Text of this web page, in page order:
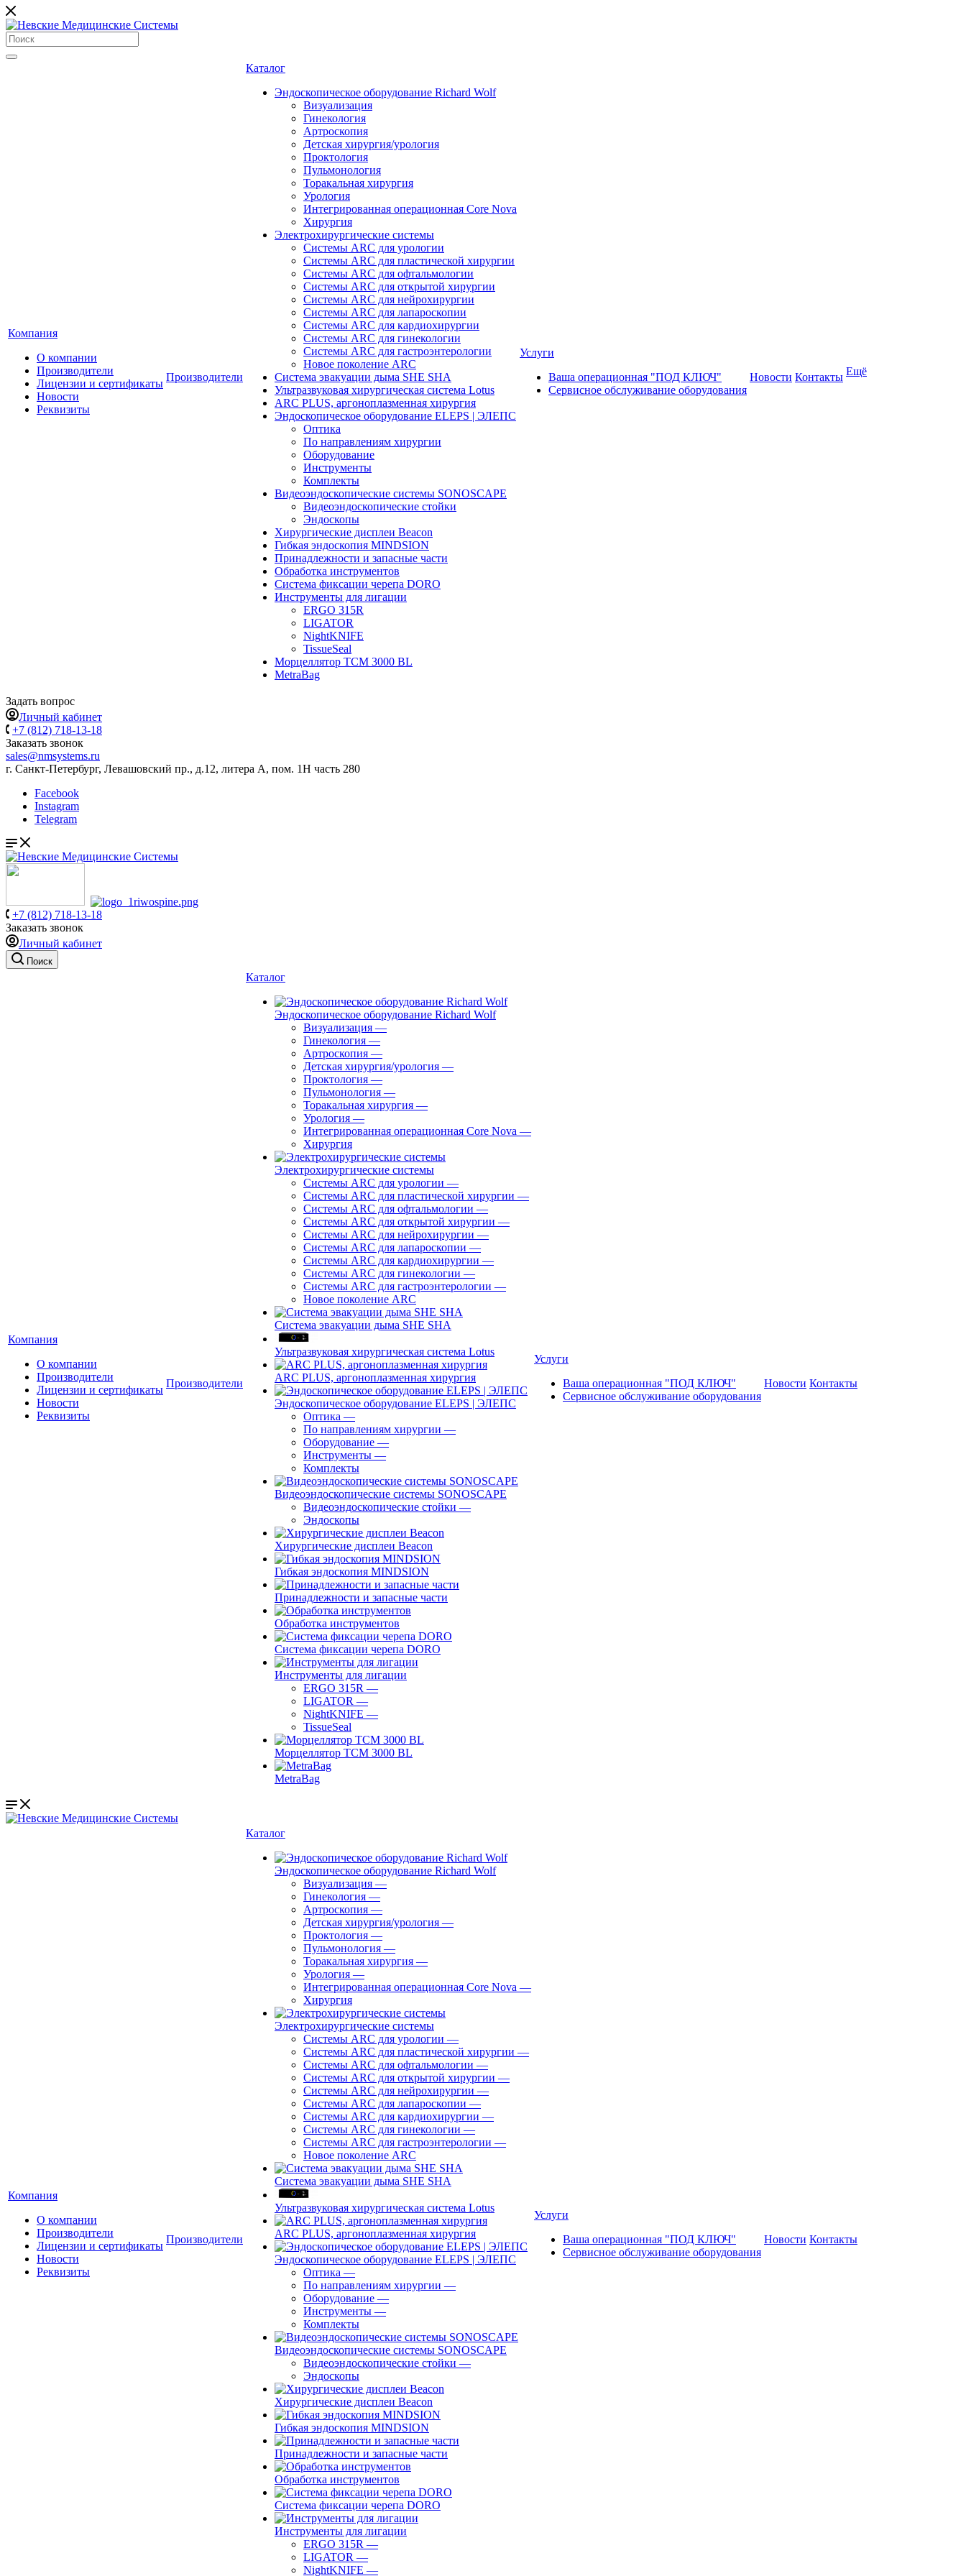
Компания
О компании
Производители
Лицензии и сертификаты
Новости
Реквизиты
Производители
Каталог
Эндоскопическое оборудование Richard Wolf
Визуализация
Гинекология
Артроскопия
Детская хирургия/урология
Проктология
Пульмонология
Торакальная хирургия
Урология
Интегрированная операционная Core Nova
Хирургия
Электрохирургические системы
Системы ARC для урологии
Системы ARC для пластической хирургии
Системы ARC для офтальмологии
Системы ARC для открытой хирургии
Системы ARC для нейрохирургии
Системы ARC для лапароскопии
Системы ARC для кардиохирургии
Системы ARC для гинекологии
Системы ARC для гастроэнтерологии
Новое поколение ARC
Система эвакуации дыма SHE SHA
Ультразвуковая хирургическая система Lotus
ARC PLUS, аргоноплазменная хирургия
Эндоскопическое оборудование ELEPS | ЭЛЕПС
Оптика
По направлениям хирургии
Оборудование
Инструменты
Комплекты
Видеоэндоскопические системы SONOSCAPE
Видеоэндоскопические стойки
Эндоскопы
Хирургические дисплеи Beacon
Гибкая эндоскопия MINDSION
Принадлежности и запасные части
Обработка инструментов
Система фиксации черепа DORO
Инструменты для лигации
ERGO 315R
LIGATOR
NightKNIFE
TissueSeal
Морцеллятор ТСМ 3000 BL
MetraBag
Услуги
Ваша операционная "ПОД КЛЮЧ"
Сервисное обслуживание оборудования
Новости Контакты Ещё
Задать вопрос
Личный кабинет
+7 (812) 718-13-18
Заказать звонок
sales@nmsystems.ru
г. Санкт-Петербург, Левашовский пр., д.12, литера А, пом. 1Н часть 280
Facebook
Instagram
Telegram
+7 (812) 718-13-18
Заказать звонок
Личный кабинет
Поиск
Компания
О компании
Производители
Лицензии и сертификаты
Новости
Реквизиты
Производители
Каталог
Эндоскопическое оборудование Richard Wolf
Визуализация —
Гинекология —
Артроскопия —
Детская хирургия/урология —
Проктология —
Пульмонология —
Торакальная хирургия —
Урология —
Интегрированная операционная Core Nova —
Хирургия
Электрохирургические системы
Системы ARC для урологии —
Системы ARC для пластической хирургии —
Системы ARC для офтальмологии —
Системы ARC для открытой хирургии —
Системы ARC для нейрохирургии —
Системы ARC для лапароскопии —
Системы ARC для кардиохирургии —
Системы ARC для гинекологии —
Системы ARC для гастроэнтерологии —
Новое поколение ARC
Система эвакуации дыма SHE SHA
Ультразвуковая хирургическая система Lotus
ARC PLUS, аргоноплазменная хирургия
Эндоскопическое оборудование ELEPS | ЭЛЕПС
Оптика —
По направлениям хирургии —
Оборудование —
Инструменты —
Комплекты
Видеоэндоскопические системы SONOSCAPE
Видеоэндоскопические стойки —
Эндоскопы
Хирургические дисплеи Beacon
Гибкая эндоскопия MINDSION
Принадлежности и запасные части
Обработка инструментов
Система фиксации черепа DORO
Инструменты для лигации
ERGO 315R —
LIGATOR —
NightKNIFE —
TissueSeal
Морцеллятор ТСМ 3000 BL
MetraBag
Услуги
Ваша операционная "ПОД КЛЮЧ"
Сервисное обслуживание оборудования
Новости Контакты
Компания
О компании
Производители
Лицензии и сертификаты
Новости
Реквизиты
Производители
Каталог
Эндоскопическое оборудование Richard Wolf
Визуализация —
Гинекология —
Артроскопия —
Детская хирургия/урология —
Проктология —
Пульмонология —
Торакальная хирургия —
Урология —
Интегрированная операционная Core Nova —
Хирургия
Электрохирургические системы
Системы ARC для урологии —
Системы ARC для пластической хирургии —
Системы ARC для офтальмологии —
Системы ARC для открытой хирургии —
Системы ARC для нейрохирургии —
Системы ARC для лапароскопии —
Системы ARC для кардиохирургии —
Системы ARC для гинекологии —
Системы ARC для гастроэнтерологии —
Новое поколение ARC
Система эвакуации дыма SHE SHA
Ультразвуковая хирургическая система Lotus
ARC PLUS, аргоноплазменная хирургия
Эндоскопическое оборудование ELEPS | ЭЛЕПС
Оптика —
По направлениям хирургии —
Оборудование —
Инструменты —
Комплекты
Видеоэндоскопические системы SONOSCAPE
Видеоэндоскопические стойки —
Эндоскопы
Хирургические дисплеи Beacon
Гибкая эндоскопия MINDSION
Принадлежности и запасные части
Обработка инструментов
Система фиксации черепа DORO
Инструменты для лигации
ERGO 315R —
LIGATOR —
NightKNIFE —
Услуги
Ваша операционная "ПОД КЛЮЧ"
Сервисное обслуживание оборудования
Новости Контакты